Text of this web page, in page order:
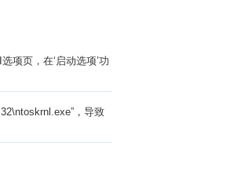
项页，在‘启动选项’功
，导致